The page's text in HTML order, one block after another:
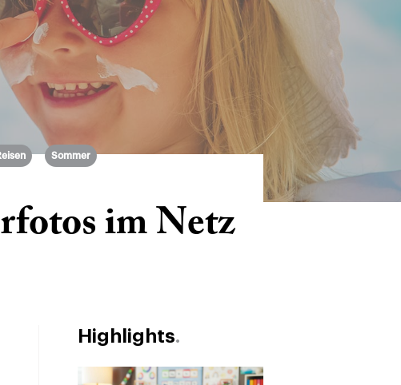
Sommer
im Netz
Highlights